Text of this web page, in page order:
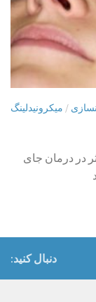
/ میکرونیدلینگ
در درمان جای
دنبال کنید: